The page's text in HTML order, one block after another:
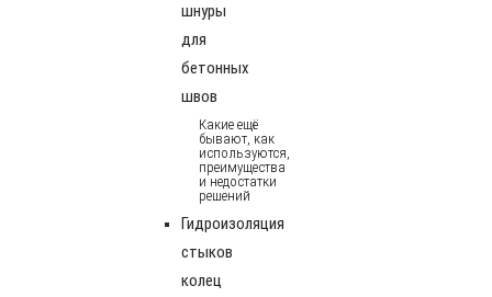
шнуры
для
бетонных
швов
Какие ещё
бывают, как
используются,
преимущества
и недостатки
решений
Гидроизоляция
стыков
колец